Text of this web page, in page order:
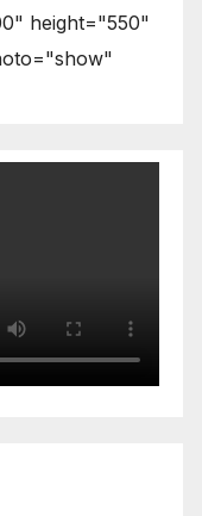
height="550"